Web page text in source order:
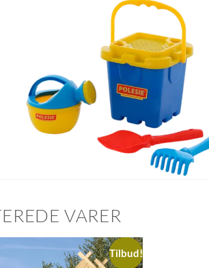
VARER
Tilbud!